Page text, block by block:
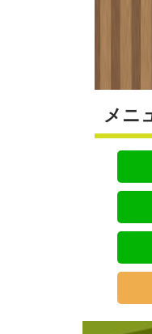
メニ